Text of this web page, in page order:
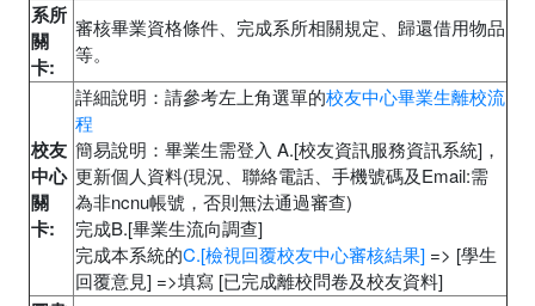
系所
關
卡:
審核畢業資格條件、完成系所相關規定、歸還借用物品
等。
校友
中心
關
卡:
詳細說明：請參考左上角選單的校友中心畢業生離校流
程
簡易說明：畢業生需登入 A.[校友資訊服務資訊系統]，
更新個人資料(現況、聯絡電話、手機號碼及Email:需
為非ncnu帳號，否則無法通過審查)
完成B.[畢業生流向調查]
完成本系統的C.[檢視回覆校友中心審核結果]=> [學生
回覆意見] =>填寫 [已完成離校問卷及校友資料]